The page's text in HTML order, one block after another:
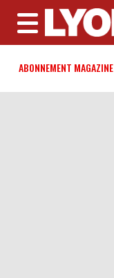
MENU
ABONNEMENT MAGAZINE